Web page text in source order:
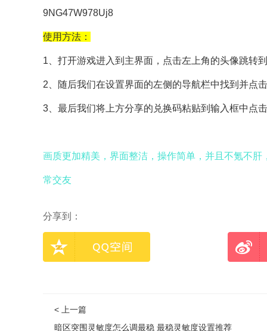
9NG47W978Uj8
使用方法：
1、打开游戏进入到主界面，点击左上角的头像跳转
2、随后我们在设置界面的左侧的导航栏中找到并点
3、最后我们将上方分享的兑换码粘贴到输入框中点
画质更加精美，界面整洁，操作简单，并且不氪不
常交友
分享到：
< 上一篇
暗区突围灵敏度怎么调最稳 最稳灵敏度设置推荐